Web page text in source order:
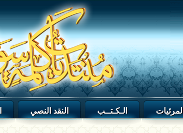
النقد النصي الـكـتــب المرئيات